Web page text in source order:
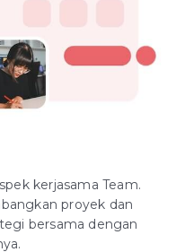
kerjasama Team.
proyek dan
bersama dengan